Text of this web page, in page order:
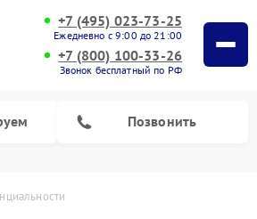
+7 (495) 023-73-25
Ежедневно с 9:00 до 21:00
+7 (800) 100-33-26
Звонок бесплатный по РФ
Позвонить